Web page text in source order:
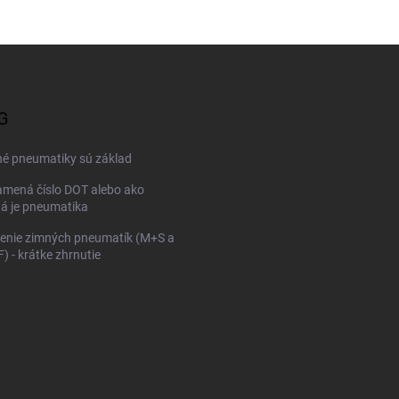
pneumatiky sú základ
číslo DOT alebo ako
je pneumatika
zimných pneumatík (M+S a
- krátke zhrnutie